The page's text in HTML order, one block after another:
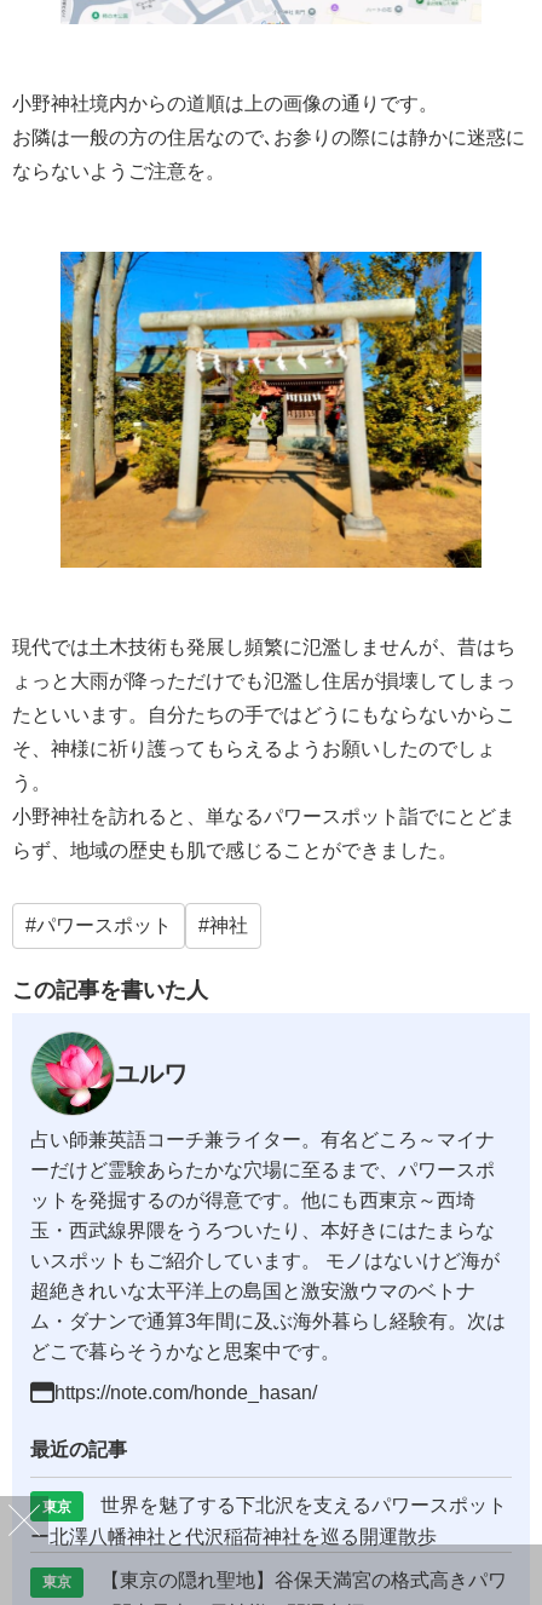
小野神社境内からの道順は上の画像の通りです。
お隣は一般の方の住居なので､お参りの際には静かに迷惑に
ならないようご注意を。
現代では土木技術も発展し頻繁に氾濫しませんが、昔はち
ょっと大雨が降っただけでも氾濫し住居が損壊してしまっ
たといいます。自分たちの手ではどうにもならないからこ
そ、神様に祈り護ってもらえるようお願いしたのでしょ
う。
小野神社を訪れると、単なるパワースポット詣でにとどま
らず、地域の歴史も肌で感じることができました。
パワースポット 神社
この記事を書いた人
ユルワ
占い師兼英語コーチ兼ライター。有名どころ～マイナ
ーだけど霊験あらたかな穴場に至るまで、パワースポ
ットを発掘するのが得意です。他にも西東京～西埼
玉・西武線界隈をうろついたり、本好きにはたまらな
いスポットもご紹介しています。 モノはないけど海が
超絶きれいな太平洋上の島国と激安激ウマのベトナ
ム・ダナンで通算3年間に及ぶ海外暮らし経験有。次は
どこで暮らそうかなと思案中です。
https://note.com/honde_hasan/
最近の記事
東京
世界を魅了する下北沢を支えるパワースポット
ー北澤八幡神社と代沢稲荷神社を巡る開運散歩
東京
【東京の隠れ聖地】谷保天満宮の格式高きパワ